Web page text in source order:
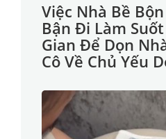
Việc Nhà Bề
Bận Đi Làm
Gian Để Dọn
Cô Về Chủ Yếu